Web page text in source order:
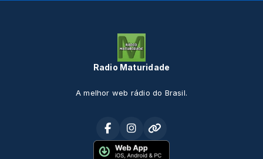
Radio Maturidade
A melhor web rádio do Brasil.